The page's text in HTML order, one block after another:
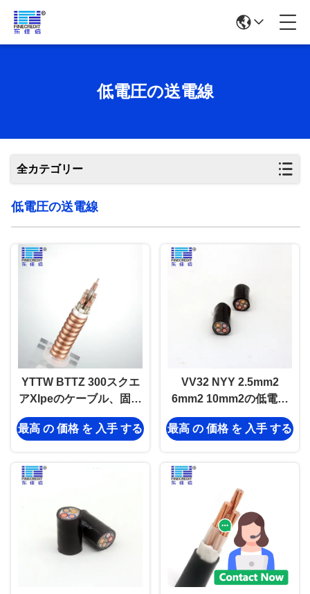
低電圧の送電線
全カテゴリー
低電圧の送電線
YTTW BTTZ 300スクエ
アXlpeのケーブル、固体
銅の火証拠ケーブル
3×185+2×95
最高 の 価格 を 入手 する
VV32 NYY 2.5mm2
6mm2 10mm2の低電圧
の送電線ポリ塩化ビニー
ルの絶縁材SWA
最高 の 価格 を 入手 する